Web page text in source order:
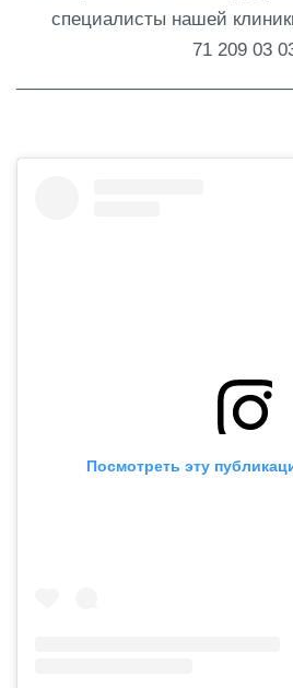
специалисты нашей
71 209 03
Посмотреть эту